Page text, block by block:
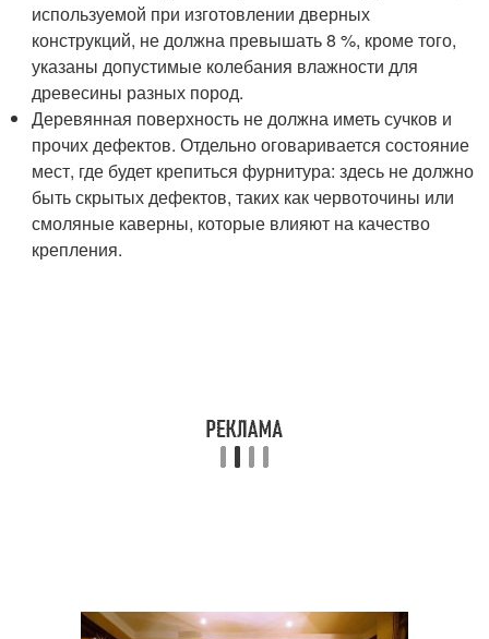
используемой при изготовлении дверных
конструкций, не должна превышать 8 %, кроме того,
указаны допустимые колебания влажности для
древесины разных пород.
Деревянная поверхность не должна иметь сучков и
прочих дефектов. Отдельно оговаривается состояние
мест, где будет крепиться фурнитура: здесь не должно
быть скрытых дефектов, таких как червоточины или
смоляные каверны, которые влияют на качество
крепления.